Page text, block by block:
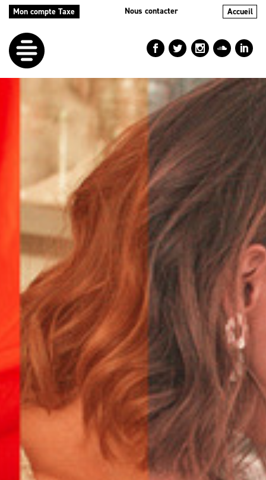
Mon compte Taxe Nous contacter Accueil
LEDÉFI
NOS
AIDES
NOSACTIONS
LEBLOG
RÉPERTOIRES